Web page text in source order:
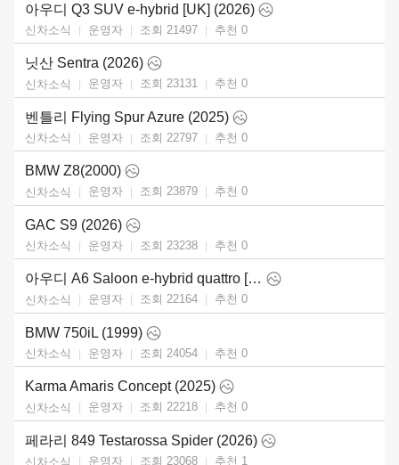
아우디 Q3 SUV e-hybrid [UK] (2026)
신차소식 운영자 조회 21497 추천 0
닛산 Sentra (2026)
신차소식 운영자 조회 23131 추천 0
벤틀리 Flying Spur Azure (2025)
신차소식 운영자 조회 22797 추천 0
BMW Z8(2000)
신차소식 운영자 조회 23879 추천 0
GAC S9 (2026)
신차소식 운영자 조회 23238 추천 0
아우디 A6 Saloon e-hybrid quattro [UK] (2026)
신차소식 운영자 조회 22164 추천 0
BMW 750iL (1999)
신차소식 운영자 조회 24054 추천 0
Karma Amaris Concept (2025)
신차소식 운영자 조회 22218 추천 0
페라리 849 Testarossa Spider (2026)
신차소식 운영자 조회 23068 추천 1